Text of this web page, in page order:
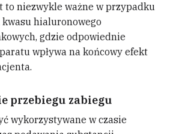
to niezwykle ważne w przypadku
hialuronowego
gdzie odpowiednie
wpływa na końcowy efekt
przebiegu zabiegu
wykorzystywane w czasie